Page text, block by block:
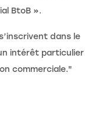
BtoB ».
dans le
intérêt particulier
commerciale."